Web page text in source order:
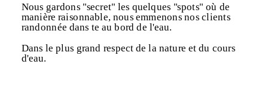
Nous gardons "secret" les quelques "spots" où de
manière raisonnable, nous emmenons nos clients
randonnée dans te au bord de l'eau.
Dans le plus grand respect de la nature et du cours
d'eau.